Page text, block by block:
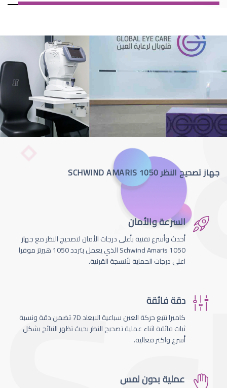
جهاز تصحيح النظر SCHWIND AMARIS 1050
السرعة والأمان
أحدث وأسرع تقنية بأعلى درجات الأمان لتصحيج النظر مع جهاز
Schwind Amaris 1050 الذي يعمل بتردد 1050 هيرتز موفرا
اعلى درجات الحماية لأنسجة القرنية.
دقة فائقة
كاميرا تتبع حركة العين سباعية الابعاد 7D تضمن دقة ونسبة
ثبات فائقة اثناء عملية تصحيح النظر بحيث تظهر النتائج بشكل
أسرع واكثر فعالية.
عملية بدون لمس